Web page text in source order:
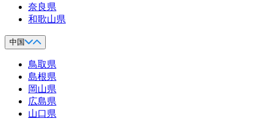
奈良県
和歌山県
中国
鳥取県
島根県
岡山県
広島県
山口県